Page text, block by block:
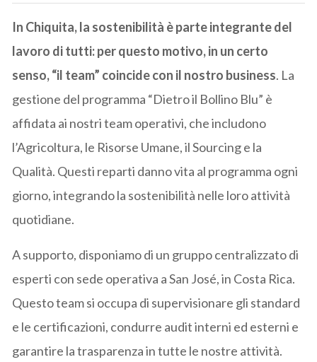
In Chiquita, la sostenibilità è parte integrante del
lavoro di tutti: per questo motivo, in un certo
senso, “il team” coincide con il nostro business. La
gestione del programma “Dietro il Bollino Blu” è
affidata ai nostri team operativi, che includono
l’Agricoltura, le Risorse Umane, il Sourcing e la
Qualità. Questi reparti danno vita al programma ogni
giorno, integrando la sostenibilità nelle loro attività
quotidiane.
A supporto, disponiamo di un gruppo centralizzato di
esperti con sede operativa a San José, in Costa Rica.
Questo team si occupa di supervisionare gli standard
e le certificazioni, condurre audit interni ed esterni e
garantire la trasparenza in tutte le nostre attività.